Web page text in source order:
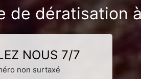
de dératisation
NOUS 7/7
non surtaxé